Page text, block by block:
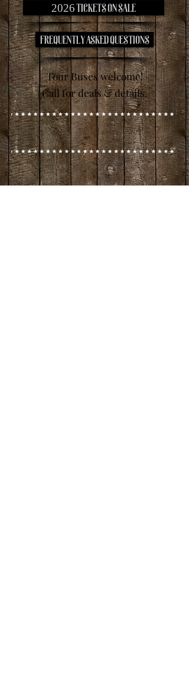
2026 tickets on sale
frequently asked questions
Tour Buses welcome!
Call for deals & details.